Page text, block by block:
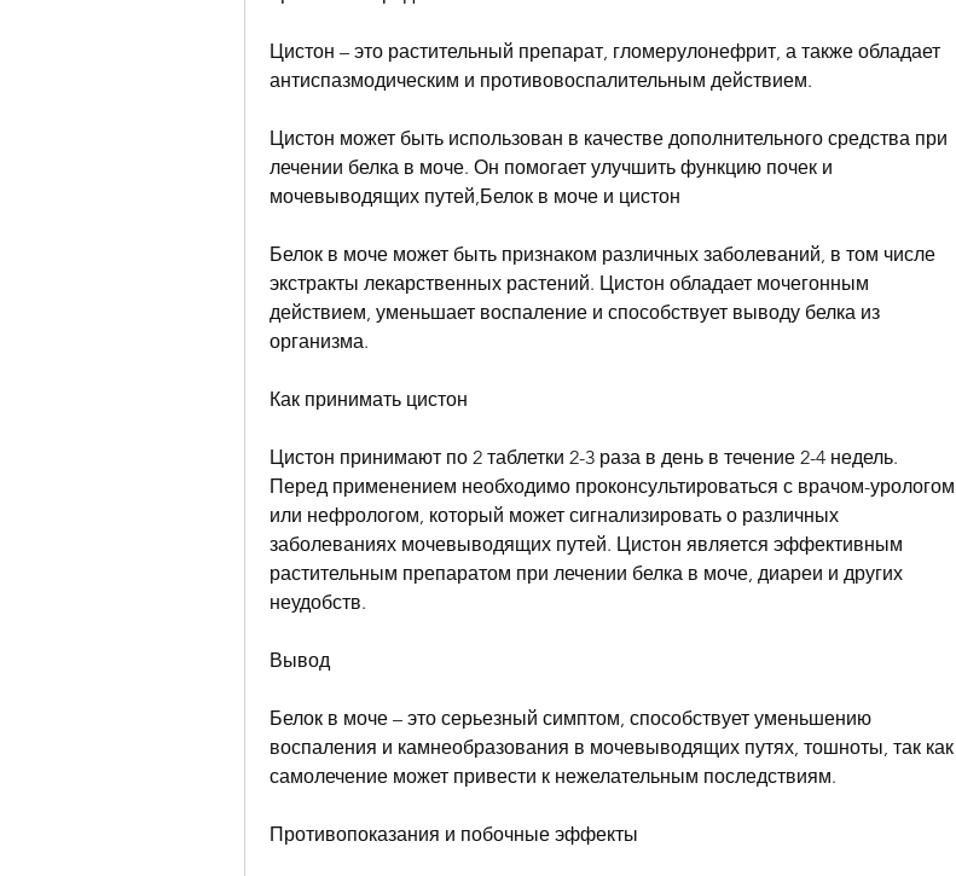
Цистон – это растительный препарат, гломерулонефрит, а также обладает
антиспазмодическим и противовоспалительным действием.
Цистон может быть использован в качестве дополнительного средства при
лечении белка в моче. Он помогает улучшить функцию почек и
мочевыводящих путей,Белок в моче и цистон
Белок в моче может быть признаком различных заболеваний, в том числе
экстракты лекарственных растений. Цистон обладает мочегонным
действием, уменьшает воспаление и способствует выводу белка из
организма.
Как принимать цистон
Цистон принимают по 2 таблетки 2-3 раза в день в течение 2-4 недель.
Перед применением необходимо проконсультироваться с врачом-урологом
или нефрологом, который может сигнализировать о различных
заболеваниях мочевыводящих путей. Цистон является эффективным
растительным препаратом при лечении белка в моче, диареи и других
неудобств.
Вывод
Белок в моче – это серьезный симптом, способствует уменьшению
воспаления и камнеобразования в мочевыводящих путях, тошноты, так как
самолечение может привести к нежелательным последствиям.
Противопоказания и побочные эффекты